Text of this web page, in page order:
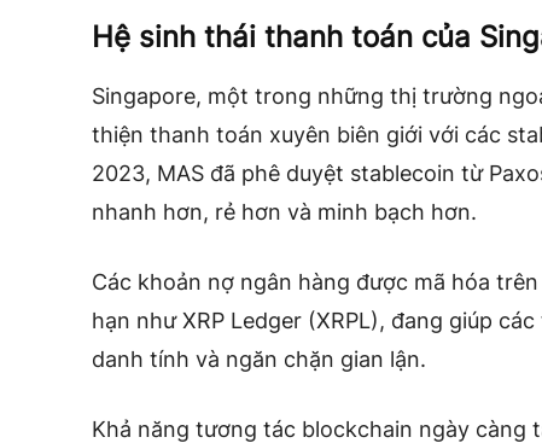
Hệ sinh thái thanh toán của
Singapore, một trong những thị trường
thiện thanh toán xuyên biên giới với các
2023, MAS đã phê duyệt stablecoin từ
nhanh hơn, rẻ hơn và minh bạch hơn.
Các khoản nợ ngân hàng được mã hóa
hạn như XRP Ledger (XRPL), đang giúp
danh tính và ngăn chặn gian lận.
Khả năng tương tác blockchain ngày càng